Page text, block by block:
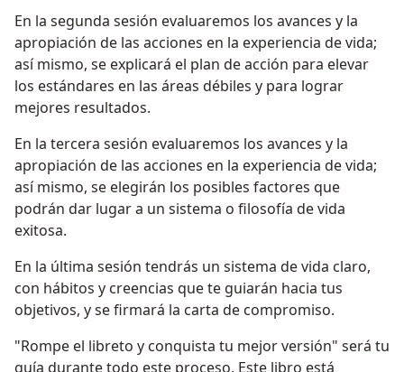
En la segunda sesión evaluaremos los avances y la
apropiación de las acciones en la experiencia de vida;
así mismo, se explicará el plan de acción para elevar
los estándares en las áreas débiles y para lograr
mejores resultados.
En la tercera sesión evaluaremos los avances y la
apropiación de las acciones en la experiencia de vida;
así mismo, se elegirán los posibles factores que
podrán dar lugar a un sistema o filosofía de vida
exitosa.
En la última sesión tendrás un sistema de vida claro,
con hábitos y creencias que te guiarán hacia tus
objetivos, y se firmará la carta de compromiso.
"Rompe el libreto y conquista tu mejor versión" será tu
guía durante todo este proceso. Este libro está